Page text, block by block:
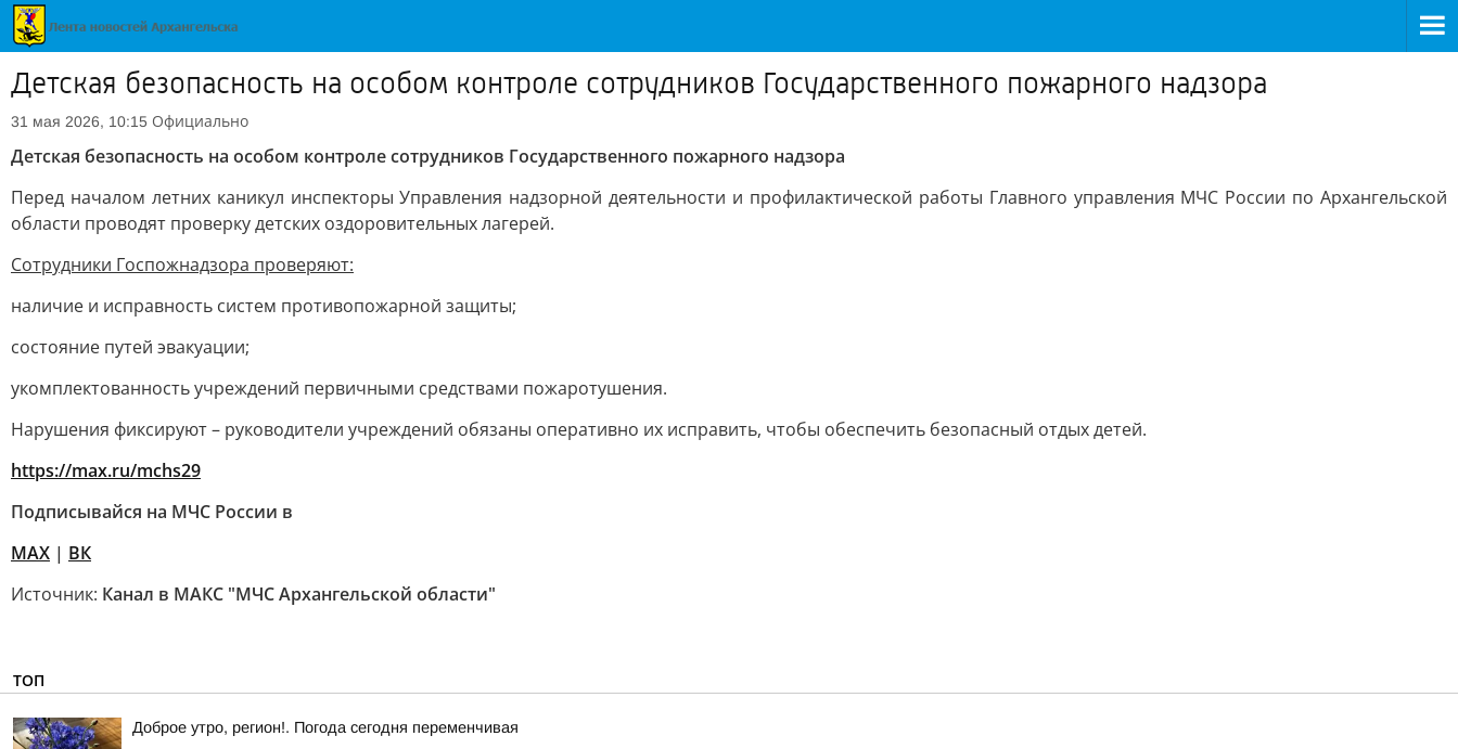
Детская безопасность на особом контроле сотрудников Государственного пожарного надзора
31 мая 2026, 10:15 Официально
Детская безопасность на особом контроле сотрудников Государственного пожарного надзора
Перед началом летних каникул инспекторы Управления надзорной деятельности и профилактической работы Главного управления МЧС России по Архангельской
области проводят проверку детских оздоровительных лагерей.
Сотрудники Госпожнадзора проверяют:
наличие и исправность систем противопожарной защиты;
состояние путей эвакуации;
укомплектованность учреждений первичными средствами пожаротушения.
Нарушения фиксируют – руководители учреждений обязаны оперативно их исправить, чтобы обеспечить безопасный отдых детей.
https://max.ru/mchs29
Подписывайся на МЧС России в
MAX | ВК
Источник: Канал в МАКС "МЧС Архангельской области"
ТОП
Доброе утро, регион!. Погода сегодня переменчивая